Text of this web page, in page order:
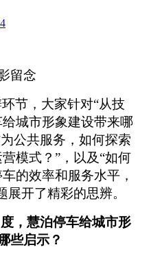
留念
节，大家针对“从技
城市形象建设带来哪
公共服务，如何探索
模式？”，以及“如何
的效率和服务水平，
开了精彩的思辨。
，慧泊停车给城市形
些启示？